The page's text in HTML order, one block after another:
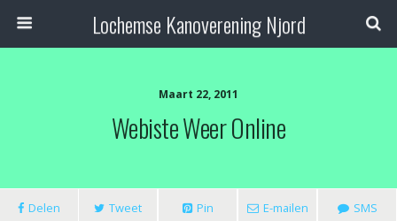
Lochemse Kanoverening Njord
Maart 22, 2011
Webiste Weer Online
Delen Tweet Pin E-mailen SMS